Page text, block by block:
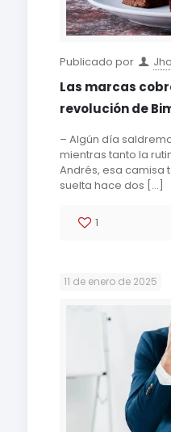
Publicado por
Las marcas
revolución de
– Algún día
mientras tanto la
Andrés, esa camisa
suelta hace dos […]
1
11 de enero de 2025